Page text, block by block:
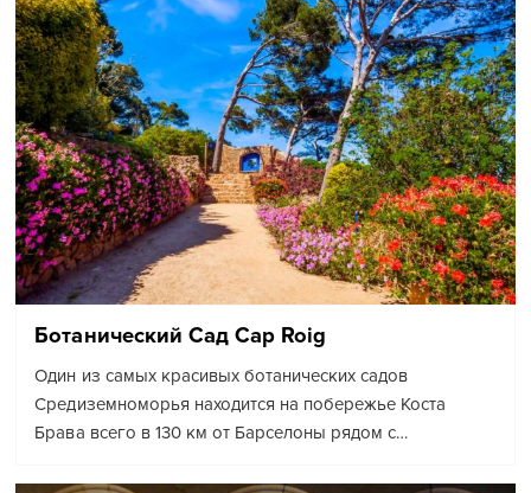
Ботанический Сад Cap Roig
Один из самых красивых ботанических садов
Средиземноморья находится на побережье Коста
Брава всего в 130 км от Барселоны рядом с…